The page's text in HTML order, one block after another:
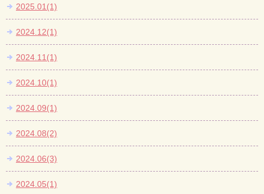
2025.01(1)
2024.12(1)
2024.11(1)
2024.10(1)
2024.09(1)
2024.08(2)
2024.06(3)
2024.05(1)